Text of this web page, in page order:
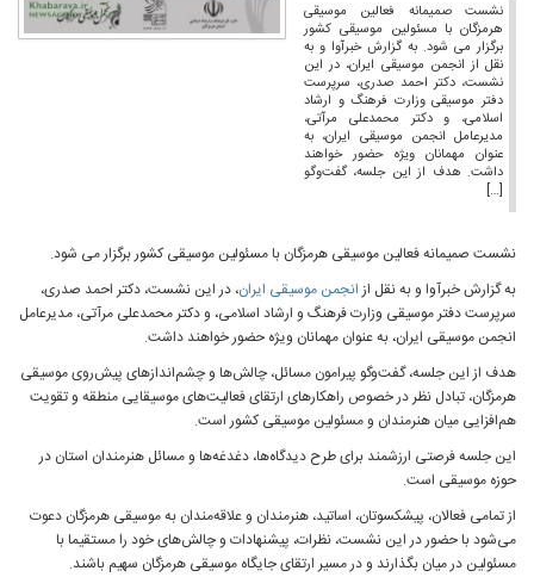
نشست صمیمانه فعالین موسیقی
هرمزگان با مسئولین موسیقی کشور
برگزار می شود. به گزارش خبرآوا و به
نقل از انجمن موسیقی ایران، در این
نشست، دکتر احمد صدری، سرپرست
دفتر موسیقی وزارت فرهنگ و ارشاد
اسلامی، و دکتر محمدعلی مرآتی،
مدیرعامل انجمن موسیقی ایران، به
عنوان مهمانان ویژه حضور خواهند
داشت. هدف از این جلسه، گفت‌وگو
[…]
نشست صمیمانه فعالین موسیقی هرمزگان با مسئولین موسیقی کشور برگزار می شود.
به گزارش خبرآوا و به نقل ازانجمن موسیقی ایران، در این نشست، دکتر احمد صدری،
سرپرست دفتر موسیقی وزارت فرهنگ و ارشاد اسلامی، و دکتر محمدعلی مرآتی، مدیرعامل
انجمن موسیقی ایران، به عنوان مهمانان ویژه حضور خواهند داشت.
هدف از این جلسه، گفت‌وگو پیرامون مسائل، چالش‌ها و چشم‌اندازهای پیش‌روی موسیقی
هرمزگان، تبادل نظر در خصوص راهکارهای ارتقای فعالیت‌های موسیقایی منطقه و تقویت
هم‌افزایی میان هنرمندان و مسئولین موسیقی کشور است.
این جلسه فرصتی ارزشمند برای طرح دیدگاه‌ها، دغدغه‌ها و مسائل هنرمندان استان در
حوزه موسیقی است.
از تمامی فعالان، پیشکسوتان، اساتید، هنرمندان و علاقه‌مندان به موسیقی هرمزگان دعوت
می‌شود با حضور در این نشست، نظرات، پیشنهادات و چالش‌های خود را مستقیما با
مسئولین در میان بگذارند و در مسیر ارتقای جایگاه موسیقی هرمزگان سهیم باشند.